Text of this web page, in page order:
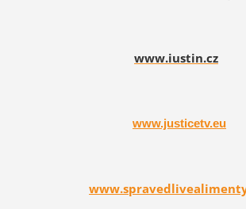
www.iustin.cz
www.justicetv.eu